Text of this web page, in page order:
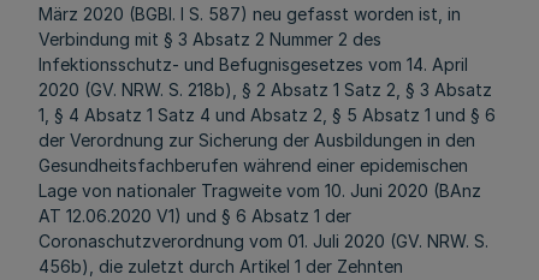
März 2020 (BGBl. I S. 587) neu gefasst worden ist, in
Verbindung mit § 3 Absatz 2 Nummer 2 des
Infektionsschutz- und Befugnisgesetzes vom 14. April
2020 (GV. NRW. S. 218b), § 2 Absatz 1 Satz 2, § 3 Absatz
1, § 4 Absatz 1 Satz 4 und Absatz 2, § 5 Absatz 1 und § 6
der Verordnung zur Sicherung der Ausbildungen in den
Gesundheitsfachberufen während einer epidemischen
Lage von nationaler Tragweite vom 10. Juni 2020 (BAnz
AT 12.06.2020 V1) und § 6 Absatz 1 der
Coronaschutzverordnung vom 01. Juli 2020 (GV. NRW. S.
456b), die zuletzt durch Artikel 1 der Zehnten